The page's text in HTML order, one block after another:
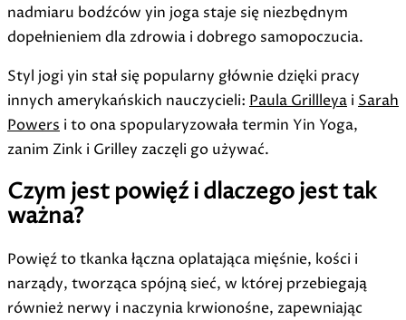
nadmiaru bodźców yin joga staje się niezbędnym
dopełnieniem dla zdrowia i dobrego samopoczucia.
Styl jogi yin stał się popularny głównie dzięki pracy
innych amerykańskich nauczycieli: Paula Grillleya i Sarah
Powers i to ona spopularyzowała termin Yin Yoga,
zanim Zink i Grilley zaczęli go używać.
Czym jest powięź i dlaczego jest tak
ważna?
Powięź to tkanka łączna oplatająca mięśnie, kości i
narządy, tworząca spójną sieć, w której przebiegają
również nerwy i naczynia krwionośne, zapewniając